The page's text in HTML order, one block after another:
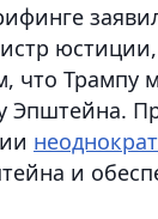
юстиции,
что Трампу
Эпштейна.
и